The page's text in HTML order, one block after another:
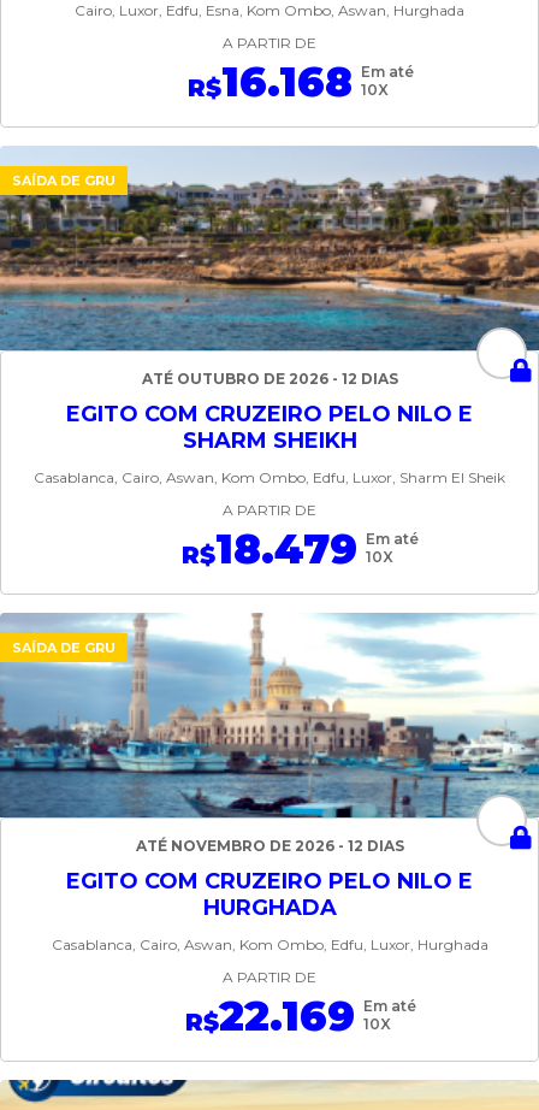
Cairo, Luxor, Edfu, Esna, Kom Ombo, Aswan, Hurghada
A PARTIR DE
R$16.168 Em até
10X
SAÍDA DE GRU
ATÉ OUTUBRO DE 2026 - 12 DIAS
EGITO COM CRUZEIRO PELO NILO E
SHARM SHEIKH
Casablanca, Cairo, Aswan, Kom Ombo, Edfu, Luxor, Sharm El Sheik
A PARTIR DE
R$18.479 Em até
10X
SAÍDA DE GRU
ATÉ NOVEMBRO DE 2026 - 12 DIAS
EGITO COM CRUZEIRO PELO NILO E
HURGHADA
Casablanca, Cairo, Aswan, Kom Ombo, Edfu, Luxor, Hurghada
A PARTIR DE
R$22.169 Em até
10X